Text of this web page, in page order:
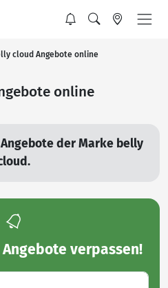
cloud Angebote online
online
der Marke belly
verpassen!